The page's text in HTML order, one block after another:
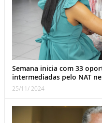
Semana inicia com 33
intermediadas pelo NAT
25/11/ 2024